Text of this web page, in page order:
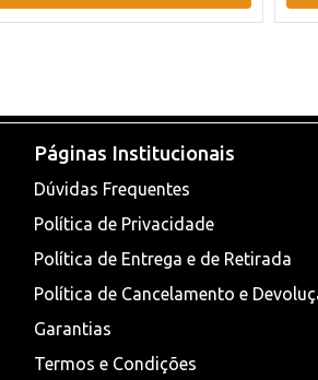
Páginas Institucionais
Dúvidas Frequentes
Política de Privacidade
Política de Entrega e de Retirada
Política de Cancelamento e
Garantias
Termos e Condições